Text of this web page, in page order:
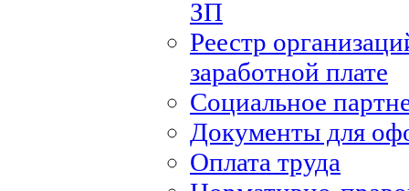
ЗП
Реестр
заработной плате
Социальное
Документы для
Оплата труда